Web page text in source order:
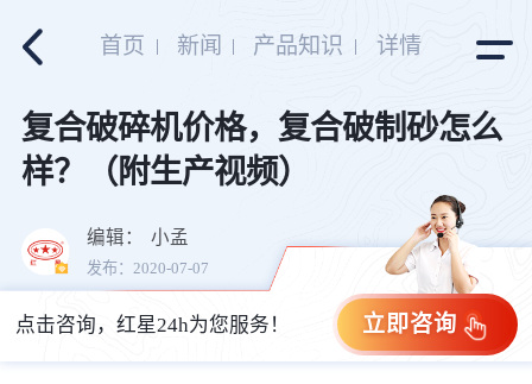
首页 新闻 产品知识 详情
复合破碎机价格，复合破制砂怎么
样？（附生产视频）
编辑： 小孟
发布：2020-07-07
立即咨询
点击咨询，红星24h为您服务！